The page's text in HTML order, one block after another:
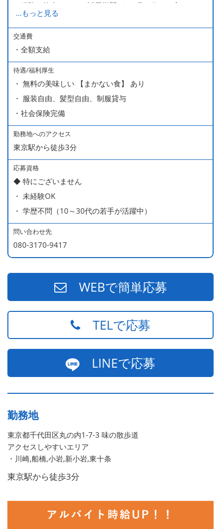
経験・能力により、試用期間が1ヶ月で終わる方もいま
す。
※上記月給には、一律支給のみなし残業手当（月65時間
分・10万円）を含んでいます。
■ 昇給（随時）
■ 賞与 年２回（夏・秋）約１ヶ月分
■ インセンティブ制度（月額約4万円～20万円）
＊店長・料理長候補・統括店長・統括料理長候補の場合
＜給与モデル＞
450万円／社員（20代・入社1年目・入籍予定のパートナ
ー持ち）
490万円／店長代理（20代・入社2年目・入社後に結婚。
ラブラブな新婚さん）
540万円／店長（20代・入社3年目・ 育休取得して、更に
やる気MAXの2児のお父さん）
670万円／統括店長（30代・入社7年目・中学生の長男筆
頭に3人の子供を持つ一家の大黒柱）
...もっと見る
交通費
・全額支給
待遇/福利厚生
・ 無料の美味しい 【まかない食】 あり
・ 服装自由、髪型自由、制服貸与
・社会保険完備
勤務地へのアクセス
東京駅から徒歩3分
応募資格
◆ 特にございません
・ 未経験OK
・ 学歴不問（10～30代の若手が活躍中）
問い合わせ先
080-3170-9417
WEBで簡単応募
TELで応募
LINEで応募
勤務地
東京都千代田区丸の内1-7-3 味の散歩道
アクセスしやすいエリア
・川崎,船橋,小岩,新小岩,東十条
東京駅から徒歩3分